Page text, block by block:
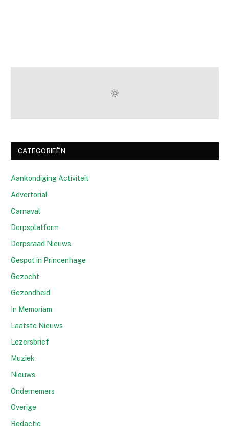
CATEGORIEËN
Aankondiging Activiteit
Advertorial
Carnaval
Dorpsplatform
Dorpsraad Nieuws
Gespot in Princenhage
Gezocht
Gezondheid
In Memoriam
Laatste Nieuws
Lezersbrief
Muziek
Nieuws
Ondernemers
Overige
Redactie